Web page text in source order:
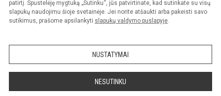
patirtį. Spustelėję mygtuką „Sutinku“, jūs patvirtinate, kad sutinkate su visų
slapukų naudojimu šioje svetainėje. Jei norite atšaukti arba pakeisti savo
sutikimus, prašome apsilankyti slapukų valdymo puslapyje.
NUSTATYMAI
NESUTINKU
Kopijuoti turinį be raštiško gimnazijos sutikimo griežtai draudžiama.
Prieinamumo paraiška Slapukų valdymas
svetainę